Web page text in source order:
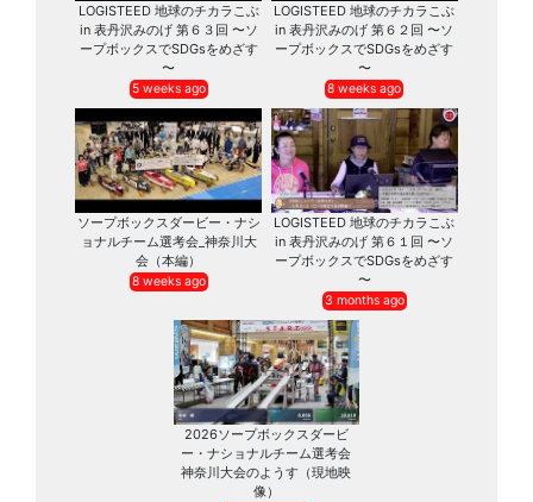
LOGISTEED 地球のチカラこぶ
in 表丹沢みのげ 第６３回 〜ソ
ープボックスでSDGsをめざす
〜
5 weeks ago
LOGISTEED 地球のチカラこぶ
in 表丹沢みのげ 第６２回 〜ソ
ープボックスでSDGsをめざす
〜
8 weeks ago
ソープボックスダービー・ナシ
ョナルチーム選考会_神奈川大
会（本編）
8 weeks ago
LOGISTEED 地球のチカラこぶ
in 表丹沢みのげ 第６１回 〜ソ
ープボックスでSDGsをめざす
〜
3 months ago
2026ソープボックスダービ
ー・ナショナルチーム選考会
神奈川大会のようす（現地映
像）